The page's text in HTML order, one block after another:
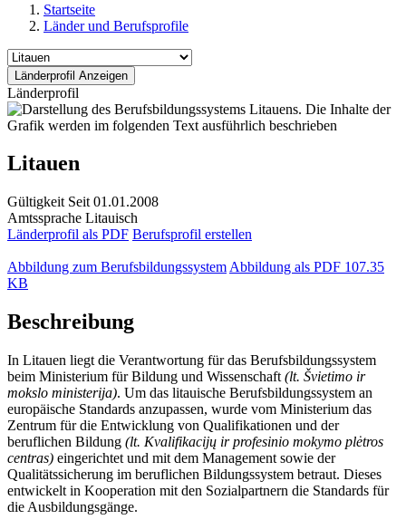
Startseite
Länder und Berufsprofile
Länderprofil
Litauen
Gültigkeit Seit 01.01.2008
Amtssprache Litauisch
Länderprofil als PDF Berufsprofil erstellen
Abbildung zum Berufsbildungssystem Abbildung als PDF 107.35
KB
Beschreibung
In Litauen liegt die Verantwortung für das Berufsbildungssystem
beim Ministerium für Bildung und Wissenschaft (lt. Švietimo ir
mokslo ministerija). Um das litauische Berufsbildungssystem an
europäische Standards anzupassen, wurde vom Ministerium das
Zentrum für die Entwicklung von Qualifikationen und der
beruflichen Bildung (lt. Kvalifikacijų ir profesinio mokymo plėtros
centras) eingerichtet und mit dem Management sowie der
Qualitätssicherung im beruflichen Bildungssystem betraut. Dieses
entwickelt in Kooperation mit den Sozialpartnern die Standards für
die Ausbildungsgänge.